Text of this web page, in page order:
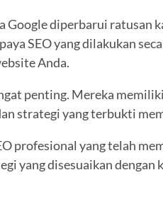
Google diperbarui
SEO yang dilakukan
Anda.
penting. Mereka
strategi yang terbukti
profesional yang telah
yang disesuaikan